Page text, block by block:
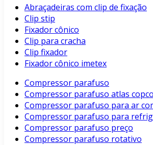
Abraçadeiras com clip de fixação
Clip stip
Fixador cônico
Clip para cracha
Clip fixador
Fixador cônico imetex
Compressor parafuso
Compressor parafuso atlas copco
Compressor parafuso para ar
Compressor parafuso para
Compressor parafuso preço
Compressor parafuso rotativo